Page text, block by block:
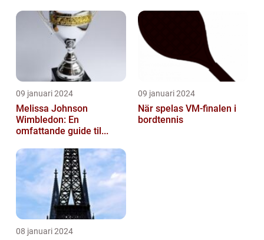
09 januari 2024
Melissa Johnson
Wimbledon: En
omfattande guide til...
09 januari 2024
När spelas VM-finalen i
bordtennis
08 januari 2024